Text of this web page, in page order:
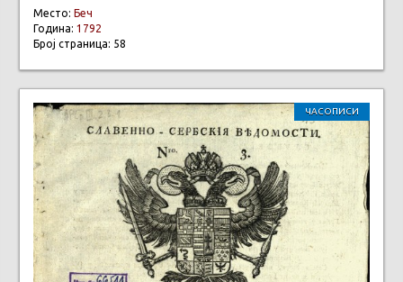
Место: Беч
Година: 1792
Број страница: 58
ЧАСОПИСИ